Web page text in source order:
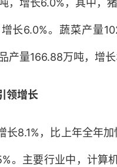
，增长6.0%，其中
长6.0%。蔬菜产量
产量166.88万吨，增长
领增长
8.1%，比上年全年
。主要行业中，计